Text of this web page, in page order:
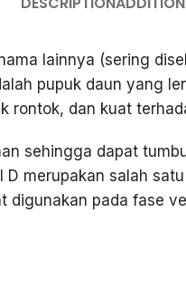
lainnya (sering
pupuk daun yang
rontok, dan kuat
sehingga dapat
D merupakan salah
digunakan pada fase